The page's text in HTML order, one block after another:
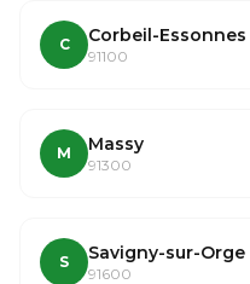
C Corbeil-Essonnes
91100
M Massy
91300
S Savigny-sur-Orge
91600